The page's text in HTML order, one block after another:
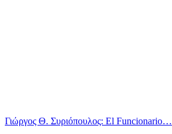
Γιώργος Θ. Συριόπουλος: El Funcionario…